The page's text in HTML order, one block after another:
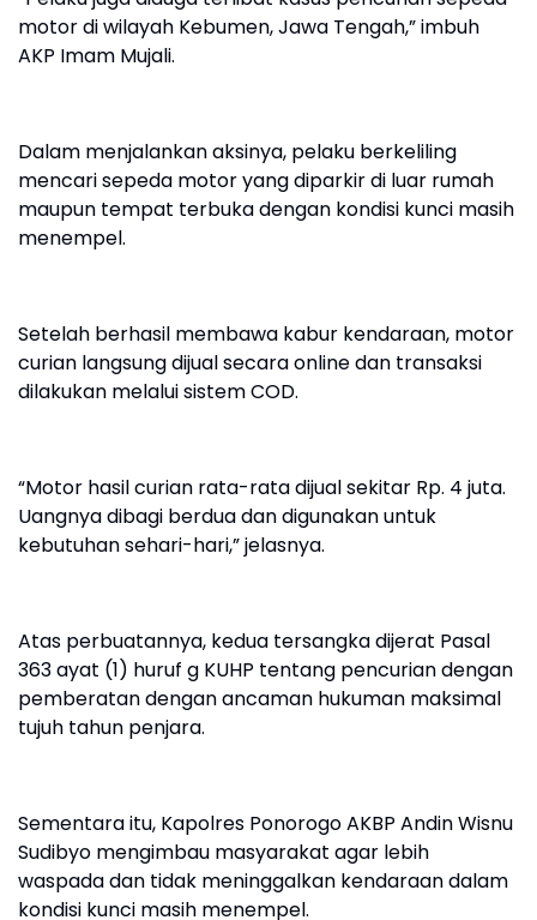
motor di wilayah Kebumen, Jawa Tengah,” imbuh
AKP Imam Mujali.
Dalam menjalankan aksinya, pelaku berkeliling
mencari sepeda motor yang diparkir di luar rumah
maupun tempat terbuka dengan kondisi kunci masih
menempel.
Setelah berhasil membawa kabur kendaraan, motor
curian langsung dijual secara online dan transaksi
dilakukan melalui sistem COD.
“Motor hasil curian rata-rata dijual sekitar Rp. 4 juta.
Uangnya dibagi berdua dan digunakan untuk
kebutuhan sehari-hari,” jelasnya.
Atas perbuatannya, kedua tersangka dijerat Pasal
363 ayat (1) huruf g KUHP tentang pencurian dengan
pemberatan dengan ancaman hukuman maksimal
tujuh tahun penjara.
Sementara itu, Kapolres Ponorogo AKBP Andin Wisnu
Sudibyo mengimbau masyarakat agar lebih
waspada dan tidak meninggalkan kendaraan dalam
kondisi kunci masih menempel.